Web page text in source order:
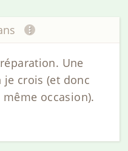
Une
crois (et donc
occasion).